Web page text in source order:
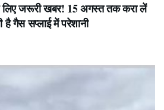
जरूरी खबर! 15 अगस्त तक करा लें
गैस सप्लाई में परेशानी